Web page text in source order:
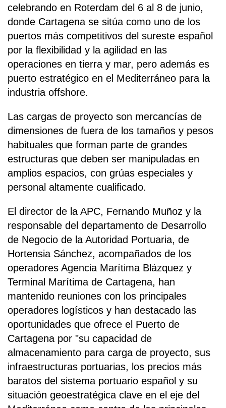
celebrando en Roterdam del 6 al 8 de junio,
donde Cartagena se sitúa como uno de los
puertos más competitivos del sureste español
por la flexibilidad y la agilidad en las
operaciones en tierra y mar, pero además es
puerto estratégico en el Mediterráneo para la
industria offshore.
Las cargas de proyecto son mercancías de
dimensiones de fuera de los tamaños y pesos
habituales que forman parte de grandes
estructuras que deben ser manipuladas en
amplios espacios, con grúas especiales y
personal altamente cualificado.
El director de la APC, Fernando Muñoz y la
responsable del departamento de Desarrollo
de Negocio de la Autoridad Portuaria, de
Hortensia Sánchez, acompañados de los
operadores Agencia Marítima Blázquez y
Terminal Marítima de Cartagena, han
mantenido reuniones con los principales
operadores logísticos y han destacado las
oportunidades que ofrece el Puerto de
Cartagena por "su capacidad de
almacenamiento para carga de proyecto, sus
infraestructuras portuarias, los precios más
baratos del sistema portuario español y su
situación geoestratégica clave en el eje del